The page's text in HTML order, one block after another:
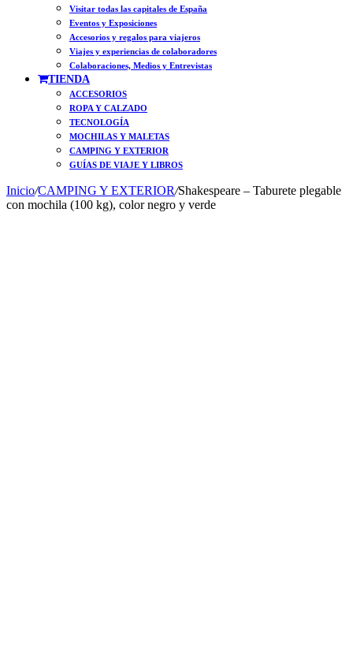
Visitar todas las capitales de España
Eventos y Exposiciones
Accesorios y regalos para viajeros
Viajes y experiencias de colaboradores
Colaboraciones, Medios y Entrevistas
TIENDA
ACCESORIOS
ROPA Y CALZADO
TECNOLOGÍA
MOCHILAS Y MALETAS
CAMPING Y EXTERIOR
GUÍAS DE VIAJE Y LIBROS
Inicio/CAMPING Y EXTERIOR/Shakespeare – Taburete plegable
con mochila (100 kg), color negro y verde